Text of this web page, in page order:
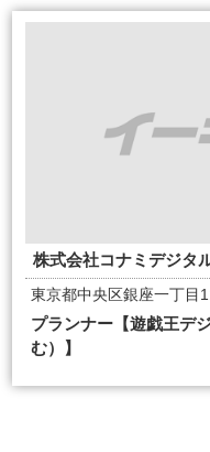
株式会社コナミデジタ
東京都中央区銀座一丁目
プランナー【遊戯王デ
む）】